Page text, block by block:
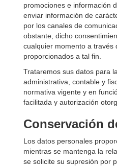
promociones e información
enviar información de
por los canales de
obstante, dicho
cualquier momento a través
proporcionados a tal fin.
Trataremos sus datos para
administrativa, contable y
normativa vigente y en
facilitada y autorización
Conservación
Los datos personales
mientras se mantenga la
se solicite su supresión por